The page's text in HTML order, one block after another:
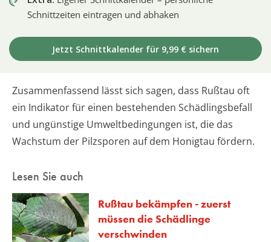
Schnittzeiten eintragen und abhaken
Jetzt Schnittkalender für 9,99 € sichern
Zusammenfassend lässt sich sagen, dass Rußtau oft
ein Indikator für einen bestehenden Schädlingsbefall
und ungünstige Umweltbedingungen ist, die das
Wachstum der Pilzsporen auf dem Honigtau fördern.
Lesen Sie auch
Rußtau bekämpfen - zuerst
müssen die Schädlinge
verschwinden